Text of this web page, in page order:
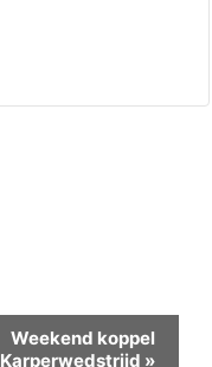
Weekend koppel
Karperwedstrijd »